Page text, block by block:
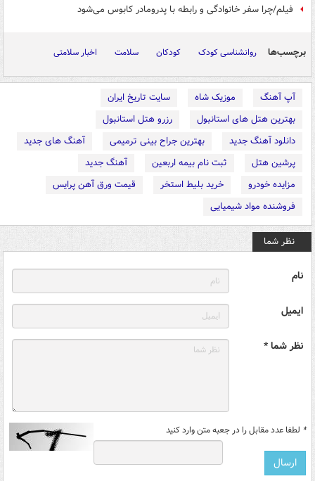
فیلم/چرا سفر خانوادگی و رابطه با پدرومادر کابوس می‌شود
برچسب‌ها روانشناسی کودک کودکان سلامت اخبار سلامتی
آپ آهنگ موزیک شاه
سایت تاریخ ایران
بهترین هتل های استانبول
رزرو هتل استانبول
دانلود آهنگ جدید
بهترین جراح بینی ترمیمی
آهنگ های جدید
پرشین هتل
ثبت نام بیمه اربعین
آهنگ جدید
مزایده خودرو
خرید بلیط استخر
قیمت ورق آهن پرایس
فروشنده مواد شیمیایی
نظر شما
نام
ایمیل
نظر شما *
* لطفا عدد مقابل را در جعبه متن وارد کنید